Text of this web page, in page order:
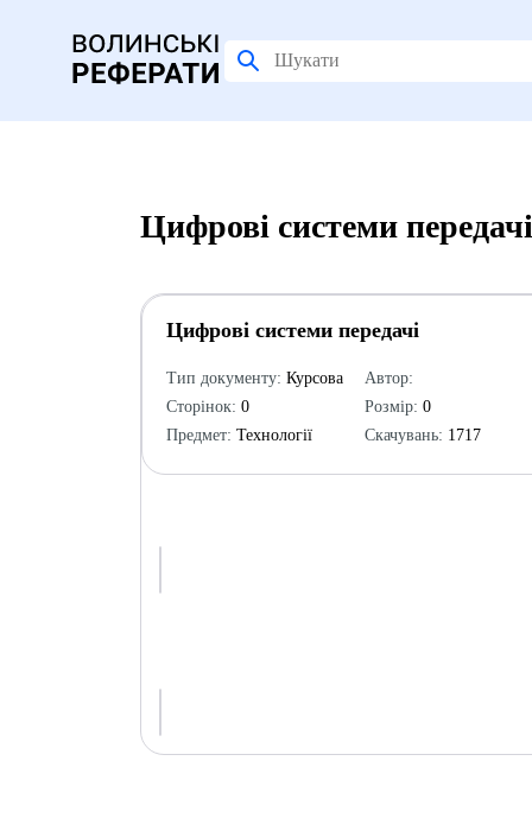
Цифрові системи
Цифрові системи передачі
Тип документу: Курсова
Сторінок: 0
Предмет: Технології
Автор:
Розмір: 0
Скачувань: 1717